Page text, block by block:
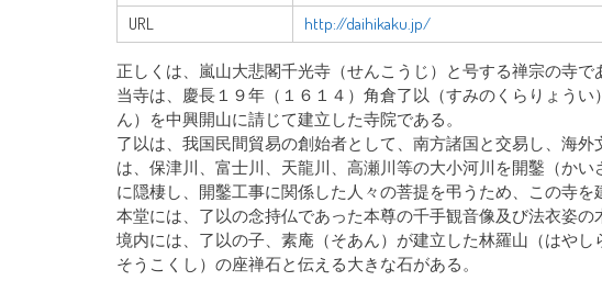
URL
http://daihikaku.jp/
正しくは、嵐山大悲閣千光寺（せんこうじ）と号する禅宗の寺で
当寺は、慶長１９年（１６１４）角倉了以（すみのくらりょう
ん）を中興開山に請じて建立した寺院である。
了以は、我国民間貿易の創始者として、南方諸国と交易し、海
は、保津川、富士川、天龍川、高瀬川等の大小河川を開鑿（か
に隠棲し、開鑿工事に関係した人々の菩提を弔うため、この寺を
本堂には、了以の念持仏であった本尊の千手観音像及び法衣姿の
境内には、了以の子、素庵（そあん）が建立した林羅山（はや
そうこくし）の座禅石と伝える大きな石がある。